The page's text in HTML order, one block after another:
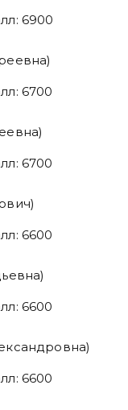
6900
6700
6700
6600
6600
6600